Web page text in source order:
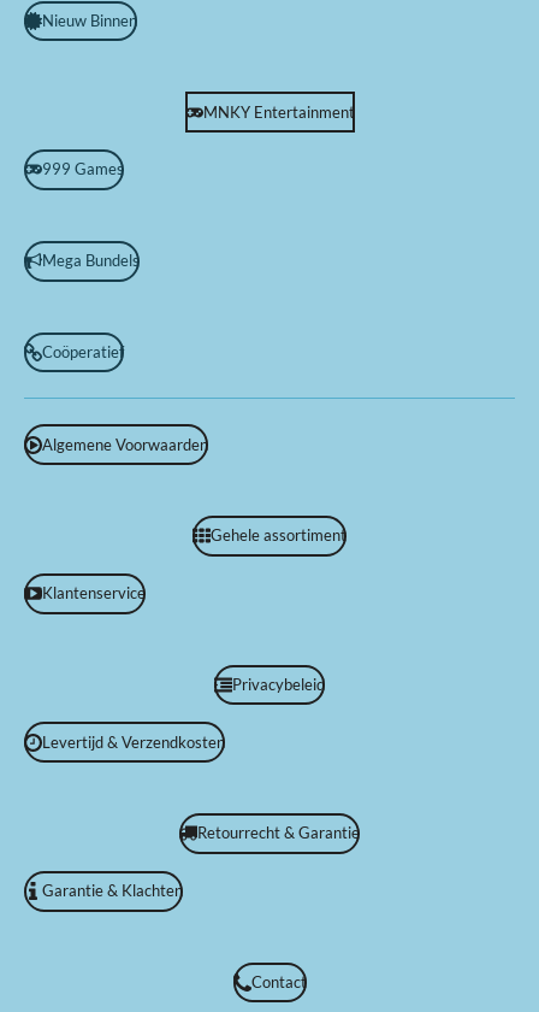
Nieuw Binnen
MNKY Entertainment
999 Games
Mega Bundels
Coöperatief
Algemene Voorwaarden
Gehele assortiment
Klantenservice
Privacybeleid
Levertijd & Verzendkosten
Retourrecht & Garantie
Garantie & Klachten
Contact